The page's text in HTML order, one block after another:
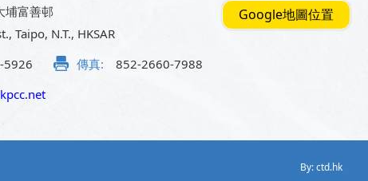
29
Google地圖位置
埔富善邨
Taipo, N.T., HKSAR
5926 傳真:
852-2660-7988
By: ctd.hk